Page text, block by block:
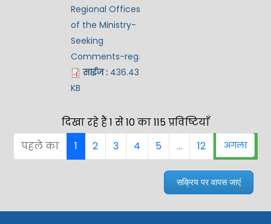
Regional Offices
of the Ministry-
Seeking
Comments-reg.
साईज :436.43
KB
दिखा रहे हैं 1 से 10 का 115 प्रविष्टियाँ
पहले का
1 2 3 4 5 … 12 अगला
सक्रिय पर वापस जाएं